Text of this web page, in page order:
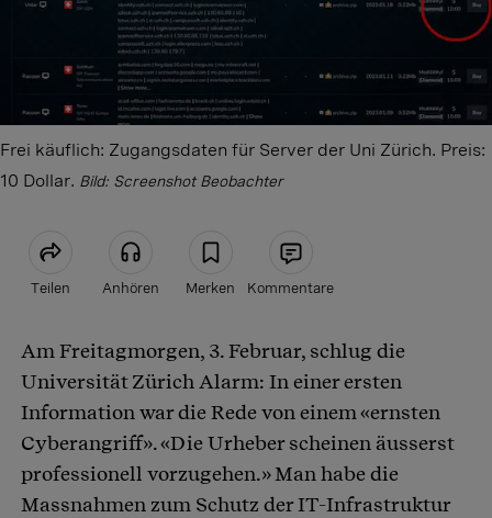
Frei käuflich: Zugangsdaten für Server der Uni Zürich. Preis:
10 Dollar. Bild: Screenshot Beobachter
Teilen Anhören Merken Kommentare
Artikel teilen
Am Freitagmorgen, 3. Februar, schlug die
Universität Zürich Alarm: In einer ersten
Information war die Rede von einem «ernsten
Cyberangriff». «Die Urheber scheinen äusserst
professionell vorzugehen.» Man habe die
Massnahmen zum Schutz der IT-Infrastruktur